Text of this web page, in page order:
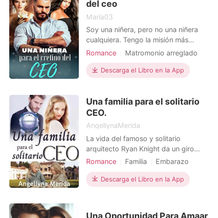
poder hacerse con la empresa de
Protagonista Poderosa
del ceo
María03
Soy una niñera, pero no una niñera
cualquiera. Tengo la misión más
importante y es seducir al CEO más
pero este hombre tiene un corazón
de piedra y es despiadado. Sin
seducción, estoy segura que caerá a
mis pies.
Romance
Matromonio arreglado
Primer amor
CEO
Donjuán
Dulce
Arrogante/Dominante
Descarga el Libro en la App
Una familia para el solitario
CEO.
AngellynaMerida
La vida del famoso y solitario
arquitecto Ryan Knight da un giro
inesperado en el mismo instante que
hermano y cuñada, y le ha sido
asignada la custodia de su sobrina
Romance Familia
Embarazo
Encantador
Madre soltera
Amor en la oficina
Urbano
Descarga el Libro en la App
Una Oportunidad Para Amaar